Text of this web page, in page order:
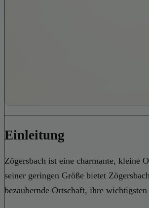
Einleitung
Zögersbach ist eine charmante, kleine
seiner geringen Größe bietet
bezaubernde Ortschaft, ihre